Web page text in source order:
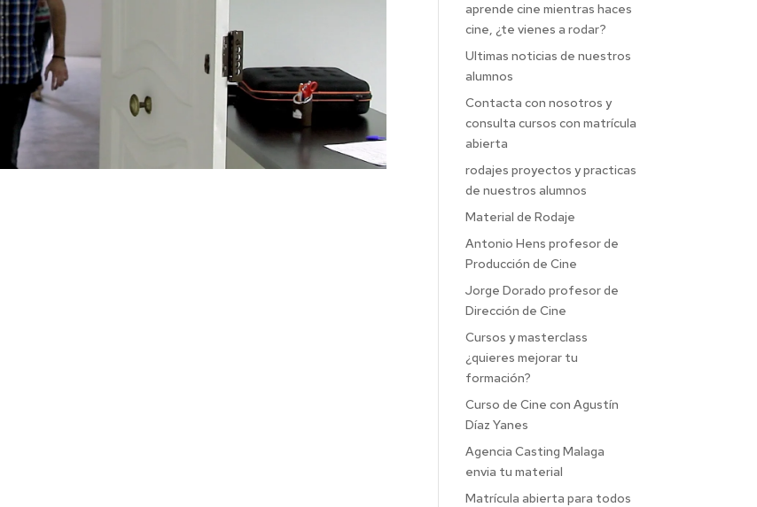
aprende cine mientras haces
cine, ¿te vienes a rodar?
Ultimas noticias de nuestros
alumnos
Contacta con nosotros y
consulta cursos con matrícula
abierta
rodajes proyectos y practicas
de nuestros alumnos
Material de Rodaje
Antonio Hens profesor de
Producción de Cine
Jorge Dorado profesor de
Dirección de Cine
Cursos y masterclass
¿quieres mejorar tu
formación?
Curso de Cine con Agustín
Díaz Yanes
Agencia Casting Malaga
envia tu material
Matrícula abierta para todos